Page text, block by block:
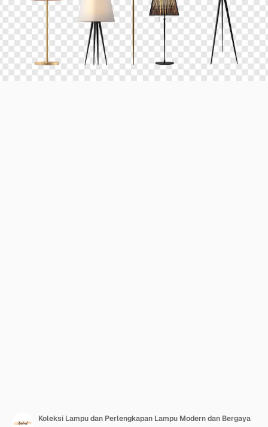
Koleksi Lampu dan Perlengkapan Lampu Modern dan Bergaya